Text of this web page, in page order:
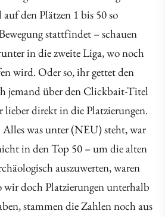
den Plätzen 1 bis 50 so
stattfindet – schauen
in die zweite Liga, wo noch
wird. Oder so, ihr gettet den
jemand über den Clickbait-Titel
lieber direkt in die Platzierungen.
was unter (NEU) steht, war
in den Top 50 – um die alten
auszuwerten, waren
doch Platzierungen unterhalb
stammen die Zahlen noch aus